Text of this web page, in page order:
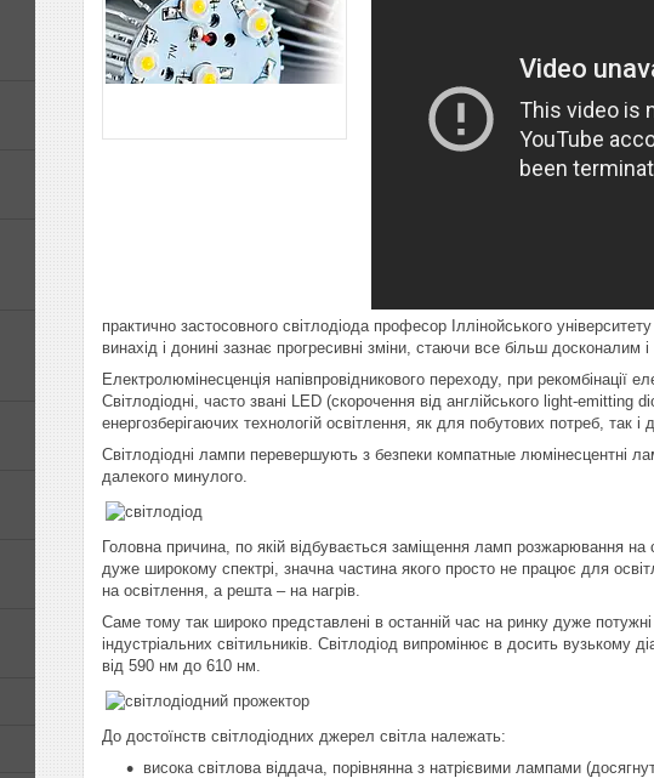
практично застосовного світлодіода професор Іллінойського
винахід і донині зазнає прогресивні зміни, стаючи все більш досконалим
Електролюмінесценція напівпровідникового переходу, при рекомбінації
Світлодіодні, часто звані LED (скорочення від англійського light-
енергозберігаючих технологій освітлення, як для побутових потреб, так
Світлодіодні лампи перевершують з безпеки компатные люмінесцентні
далекого минулого.
Головна причина, по якій відбувається заміщення ламп розжарювання
дуже широкому спектрі, значна частина якого просто не працює для
на освітлення, а решта – на нагрів.
Саме тому так широко представлені в останній час на ринку дуже потужні
індустріальних світильників. Світлодіод випромінює в досить вузькому
від 590 нм до 610 нм.
До достоїнств світлодіодних джерел світла належать:
висока світлова віддача, порівнянна з натрієвими лампами